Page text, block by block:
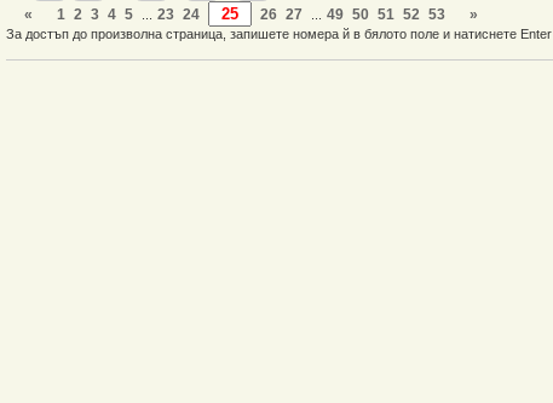
« 1 2 3 4 5 23 24 26 27 49 50 51 52 53 »
За достъп до произволна страница, запишете номера й в бялото поле и натиснете Enter